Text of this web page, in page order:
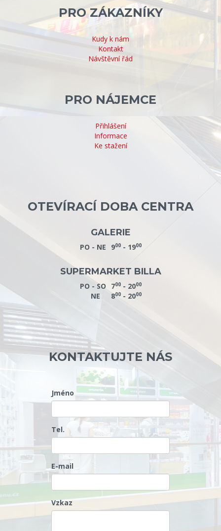
PRO ZÁKAZNÍKY
Kudy k nám
Kontakt
Návštěvní řád
PRO NÁJEMCE
Přihlášení
Informace
Ke stažení
OTEVÍRACÍ DOBA CENTRA
GALERIE
PO - NE 900- 1900
SUPERMARKET BILLA
PO - SO 700- 2000
NE 800- 2000
KONTAKTUJTE NÁS
Jméno
Tel.
E-mail
Vzkaz